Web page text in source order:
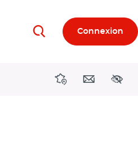
RechercherConnexion
DirectionsContact